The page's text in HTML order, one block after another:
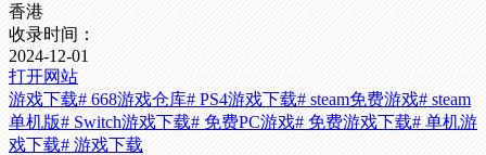
香港
收录时间：
2024-12-01
打开网站
游戏下载# 668游戏仓库# PS4游戏下载# steam免费游戏# steam
单机版# Switch游戏下载# 免费PC游戏# 免费游戏下载# 单机游
戏下载# 游戏下载